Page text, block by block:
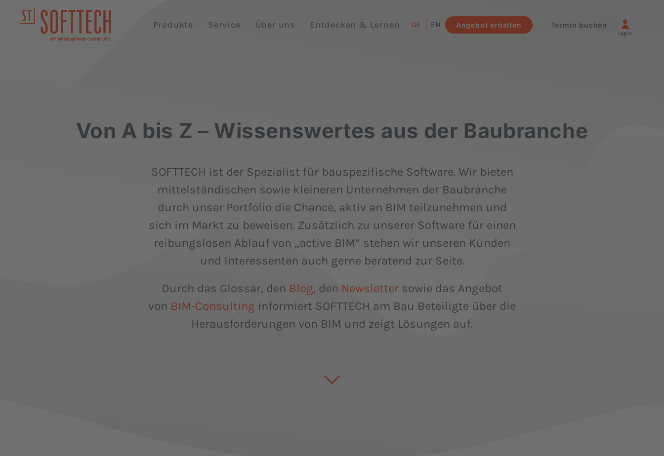
Produkte Service Über uns Entdecken & Lernen DE EN Angebot erhalten Termin buchen
Login
Von A bis Z – Wissenswertes aus der Baubranche
SOFTTECH ist der Spezialist für bauspezifische Software. Wir bieten
mittelständischen sowie kleineren Unternehmen der Baubranche
durch unser Portfolio die Chance, aktiv an BIM teilzunehmen und
sich im Markt zu beweisen. Zusätzlich zu unserer Software für einen
reibungslosen Ablauf von „active BIM“ stehen wir unseren Kunden
und Interessenten auch gerne beratend zur Seite.
Durch das Glossar, den Blog, den Newsletter sowie das Angebot
von BIM-Consulting informiert SOFTTECH am Bau Beteiligte über die
Herausforderungen von BIM und zeigt Lösungen auf.